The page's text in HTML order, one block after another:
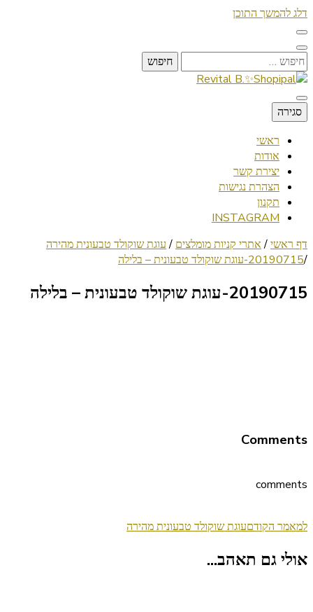
דלג להמשך התוכן
חיפוש:
Revital B.✨Shopipal
Lifestyle ✦ Beauty ✦ Vegan ✦ Travel
סגירה
ראשי
אודות
יצירת קשר
הצהרת נגישות
תקנון
INSTAGRAM
דף ראשי/ אתרי קניות מומלצים / עוגת שוקולד טבעונית מהירה
/20190715-עוגת שוקולד טבעונית – בלילה
20190715-עוגת שוקולד טבעונית – בלילה
Comments
comments
ניווט
בפוסטים
למאמר הקודםעוגת שוקולד טבעונית מהירה
אולי גם תאהב...